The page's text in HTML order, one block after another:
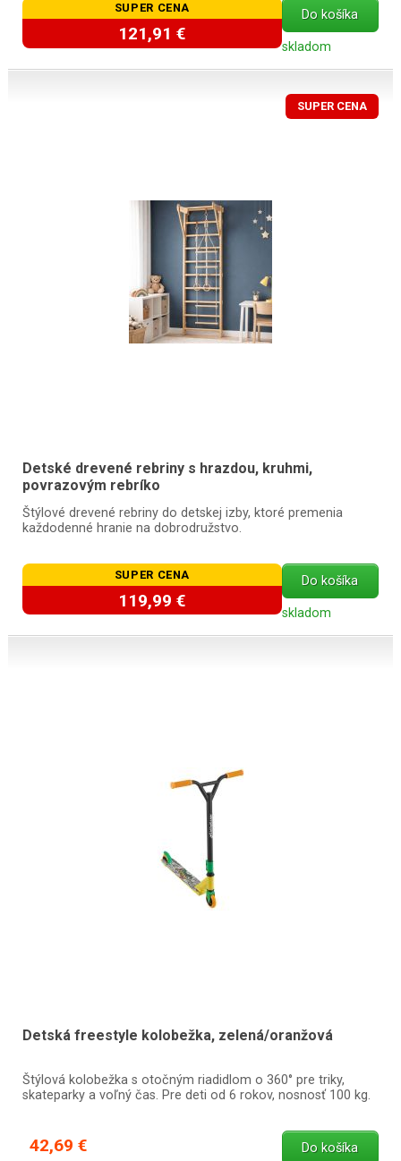
SUPER CENA
121,91 €
Do košíka
skladom
SUPER CENA
Detské drevené rebriny s hrazdou, kruhmi,
povrazovým rebríko
Štýlové drevené rebriny do detskej izby, ktoré premenia
každodenné hranie na dobrodružstvo.
SUPER CENA
119,99 €
Do košíka
skladom
Detská freestyle kolobežka, zelená/oranžová
Štýlová kolobežka s otočným riadidlom o 360° pre triky,
skateparky a voľný čas. Pre deti od 6 rokov, nosnosť 100 kg.
42,69 € Do košíka